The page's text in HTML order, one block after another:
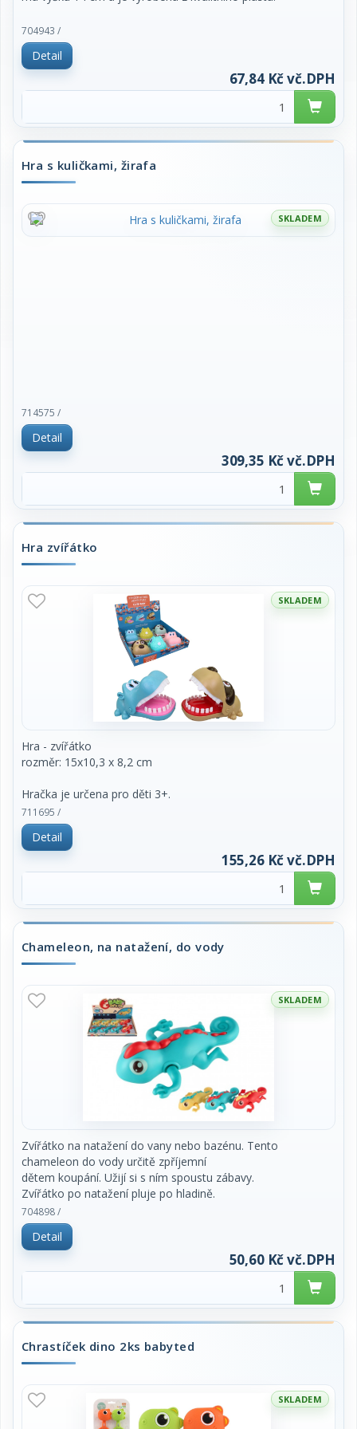
704943 /
Detail
67,84 Kč vč.DPH
Hra s kuličkami, žirafa
SKLADEM
714575 /
Detail
309,35 Kč vč.DPH
Hra zvířátko
SKLADEM
Hra - zvířátko
rozměr: 15x10,3 x 8,2 cm
Hračka je určena pro děti 3+.
711695 /
Detail
155,26 Kč vč.DPH
Chameleon, na natažení, do vody
SKLADEM
Zvířátko na natažení do vany nebo bazénu. Tento
chameleon do vody určitě zpříjemní
dětem koupání. Užijí si s ním spoustu zábavy.
Zvířátko po natažení pluje po hladině.
Velikost zvířátka je cca 14 cm.
Rozměry výrobku 10 x 5 x 14 cm.
704898 /
Detail
50,60 Kč vč.DPH
Chrastíček dino 2ks babyted
SKLADEM